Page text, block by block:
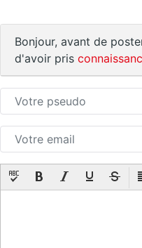
Bonjour, avant de
d'avoir pris